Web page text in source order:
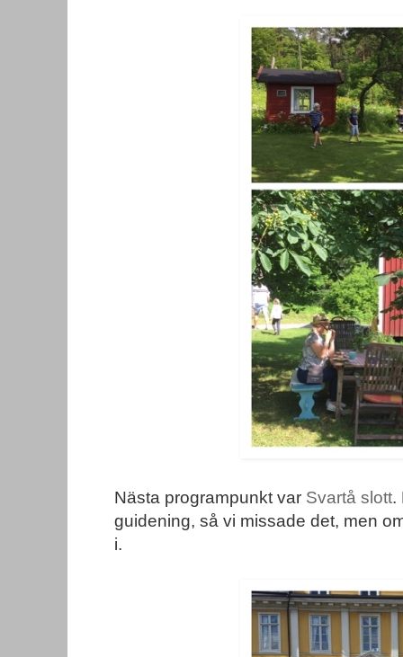
Nästa programpunkt var Svartå slott.
guidening, så vi missade det, men
i.